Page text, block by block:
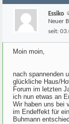
Essiko
Neuer
seit:
Moin moin,
nach spannenden
glückliche Haus/
Forum im letzten
ich nun etwas an
Wir haben uns bei
im Endeffekt für
Buhmann